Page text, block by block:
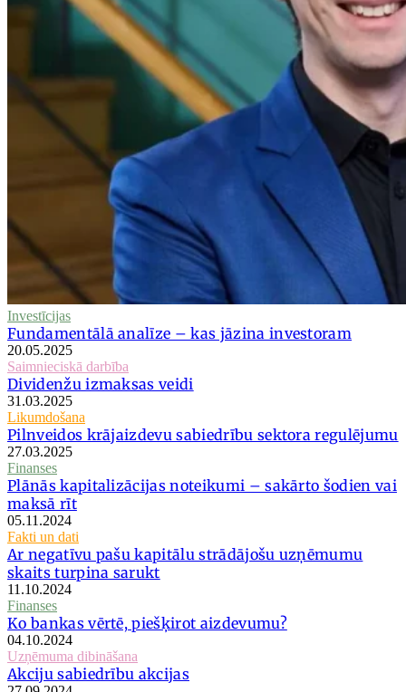
Investīcijas
Fundamentālā analīze – kas jāzina investoram
20.05.2025
Saimnieciskā darbība
Dividenžu izmaksas veidi
31.03.2025
Likumdošana
Pilnveidos krājaizdevu sabiedrību sektora regulējumu
27.03.2025
Finanses
Plānās kapitalizācijas noteikumi – sakārto šodien vai
maksā rīt
05.11.2024
Fakti un dati
Ar negatīvu pašu kapitālu strādājošu uzņēmumu
skaits turpina sarukt
11.10.2024
Finanses
Ko bankas vērtē, piešķirot aizdevumu?
04.10.2024
Uzņēmuma dibināšana
Akciju sabiedrību akcijas